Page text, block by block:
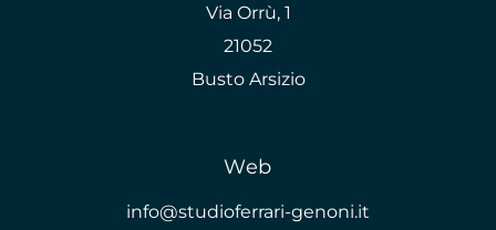
Via Orrù, 1
21052
Busto Arsizio
Web
info@studioferrari-genoni.it